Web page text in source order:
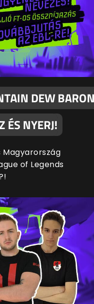
DEW
ÉS NYERJ!
Magyarország
of Legends